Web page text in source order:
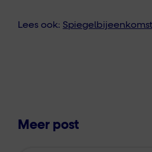
Lees ook:
Meer post